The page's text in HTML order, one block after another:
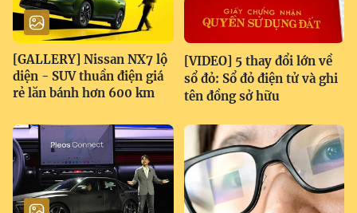
[GALLERY] Nissan NX7 lộ
diện - SUV thuần điện giá
rẻ lăn bánh hơn 600 km
[VIDEO] 5 thay đổi lớn về
sổ đỏ: Sổ đỏ điện tử và ghi
tên đồng sở hữu